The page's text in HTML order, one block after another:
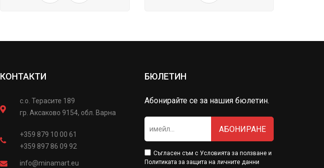
КОНТАКТИ
с.о. Терасите 189
гр. Аксаково 9154, обл. Варна
+359 879 10 00 61
+359 897 86 09 92
info@minamart.eu
БЮЛЕТИН
Абонирайте се за нашия бюлетин.
АБОНИРАНЕ
Съгласен съм с Условията за ползванеи
Политиката за защита на личните данни